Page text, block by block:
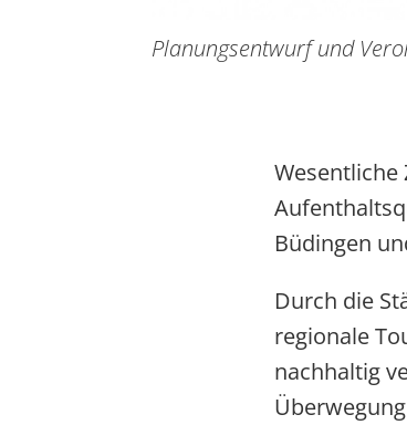
Planungsentwurf und
Büdingen
Durch die
regionale
nachhaltig